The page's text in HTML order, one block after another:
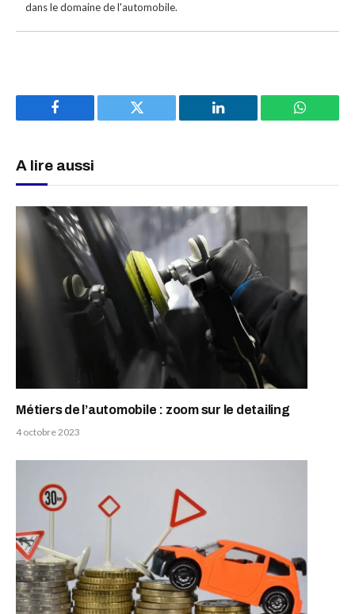
dans le domaine de l'automobile.
Facebook Twitter LinkedIn
A lire aussi
Métiers de l’automobile : zoom sur le detailing
4 octobre 2023